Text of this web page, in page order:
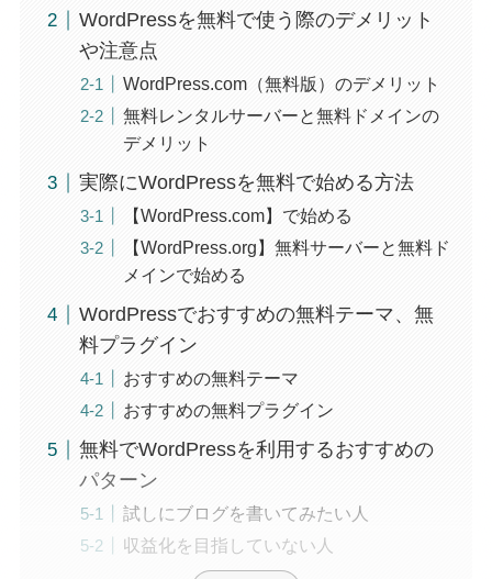
WordPressを無料で使う際のデメリット
や注意点
WordPress.com（無料版）のデメリット
無料レンタルサーバーと無料ドメインの
デメリット
実際にWordPressを無料で始める方法
【WordPress.com】で始める
【WordPress.org】無料サーバーと無料ド
メインで始める
WordPressでおすすめの無料テーマ、無
料プラグイン
おすすめの無料テーマ
おすすめの無料プラグイン
無料でWordPressを利用するおすすめの
パターン
試しにブログを書いてみたい人
収益化を目指していない人